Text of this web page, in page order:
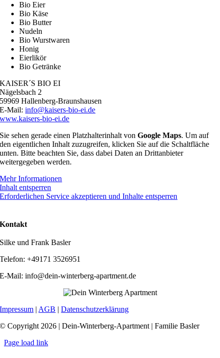
Bio Eier
Bio Käse
Bio Butter
Nudeln
Bio Wurstwaren
Honig
Eierlikör
Bio Getränke
KAISER´S BIO EI
Nägelsbach 2
59969 Hallenberg-Braunshausen
E-Mail:info@kaisers-bio-ei.de
www.kaisers-bio-ei.de
Sie sehen gerade einen Platzhalterinhalt vonGoogle Maps. Um auf
den eigentlichen Inhalt zuzugreifen, klicken Sie auf die Schaltfläche
unten. Bitte beachten Sie, dass dabei Daten an Drittanbieter
weitergegeben werden.
Mehr Informationen
Inhalt entsperren
Erforderlichen Service akzeptieren und Inhalte entsperren
Kontakt
Silke und Frank Basler
Telefon: +49171 3526951
E-Mail: info@dein-winterberg-apartment.de
Impressum | AGB |Datenschutzerklärung
© Copyright 2026 | Dein-Winterberg-Apartment | Familie Basler
Page load link